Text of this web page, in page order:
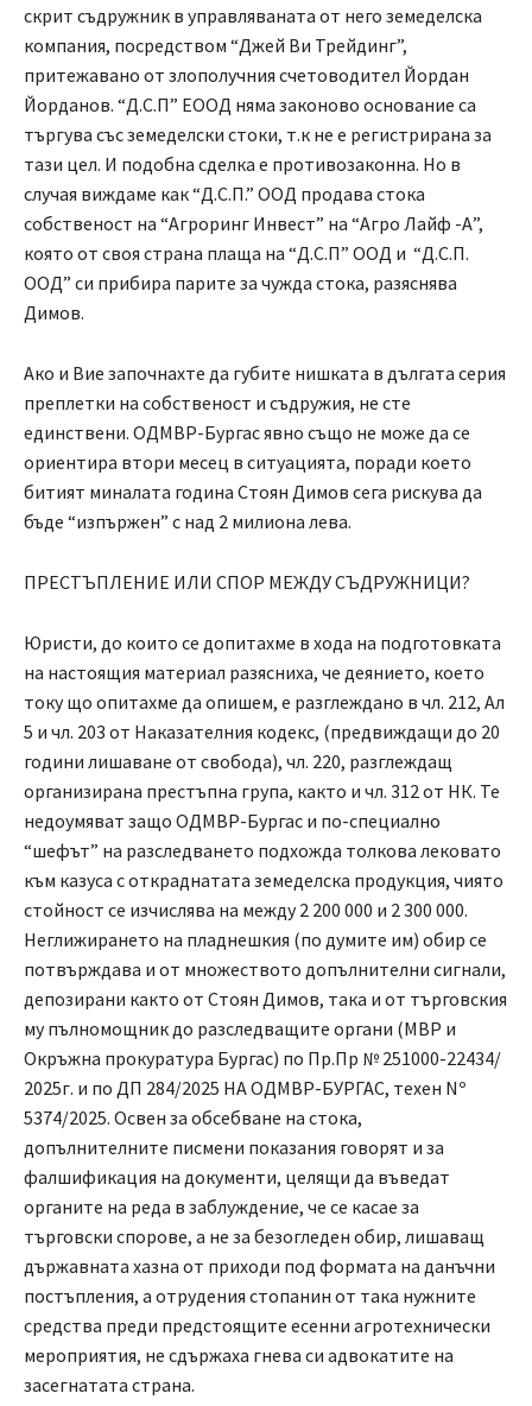
скрит съдружник в управляваната от него земеделска
компания, посредством “Джей Ви Трейдинг”,
притежавано от злополучния счетоводител Йордан
Йорданов. “Д.С.П” ЕООД няма законово основание са
търгува със земеделски стоки, т.к не е регистрирана за
тази цел. И подобна сделка е противозаконна. Но в
случая виждаме как “Д.С.П.” ООД продава стока
собственост на “Агроринг Инвест” на “Агро Лайф -А”,
която от своя страна плаща на “Д.С.П” ООД и “Д.С.П.
ООД” си прибира парите за чужда стока, разяснява
Димов.
Ако и Вие започнахте да губите нишката в дългата серия
преплетки на собственост и съдружия, не сте
единствени. ОДМВР-Бургас явно също не може да се
ориентира втори месец в ситуацията, поради което
битият миналата година Стоян Димов сега рискува да
бъде “изпържен” с над 2 милиона лева.
ПРЕСТЪПЛЕНИЕ ИЛИ СПОР МЕЖДУ СЪДРУЖНИЦИ?
Юристи, до които се допитахме в хода на подготовката
на настоящия материал разясниха, че деянието, което
току що опитахме да опишем, е разглеждано в чл. 212, Ал
5 и чл. 203 от Наказателния кодекс, (предвиждащи до 20
години лишаване от свобода), чл. 220, разглеждащ
организирана престъпна група, както и чл. 312 от НК. Те
недоумяват защо ОДМВР-Бургас и по-специално
“шефът” на разследването подхожда толкова лековато
към казуса с откраднатата земеделска продукция, чиято
стойност се изчислява на между 2 200 000 и 2 300 000.
Неглижирането на пладнешкия (по думите им) обир се
потвърждава и от множеството допълнителни сигнали,
депозирани както от Стоян Димов, така и от търговския
му пълномощник до разследващите органи (МВР и
Окръжна прокуратура Бургас) по Пр.Пр № 251000-22434/
2025г. и по ДП 284/2025 НА ОДМВР-БУРГАС, техен Nº
5374/2025. Освен за обсебване на стока,
допълнителните писмени показания говорят и за
фалшификация на документи, целящи да въведат
органите на реда в заблуждение, че се касае за
търговски спорове, а не за безогледен обир, лишаващ
държавната хазна от приходи под формата на данъчни
постъпления, а отрудения стопанин от така нужните
средства преди предстоящите есенни агротехнически
мероприятия, не сдържаха гнева си адвокатите на
засегнатата страна.